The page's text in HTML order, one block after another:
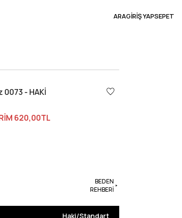
ARAGİRİŞ YAPSEPET
0073 - HAKİ
620,00TL
BEDEN
REHBERİ
Haki/Standart